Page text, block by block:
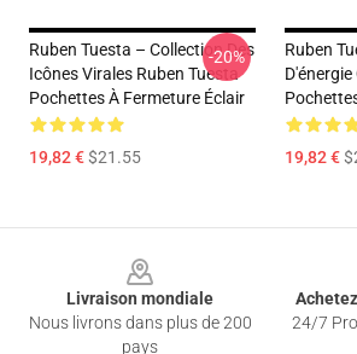
Ruben Tuesta – Collection Des
Icônes Virales Ruben Tuesta
Pochettes À Fermeture Éclair
19,82 €$21.55
-20%
Ruben
19,82 €
Livraison mondiale
Nous livrons dans plus de 200
pays
24/7